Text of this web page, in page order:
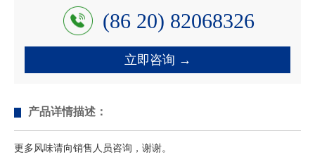
立即咨询 →
(86 20) 82068326
产品详情描述：
更多风味请向销售人员咨询，谢谢。